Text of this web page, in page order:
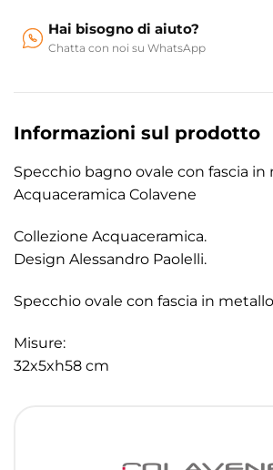
Hai bisogno di aiuto?
Chatta con noi su WhatsApp
Informazioni sul prodotto
Specchio bagno ovale con fascia in
Acquaceramica Colavene
Collezione Acquaceramica.
Design Alessandro Paolelli.
Specchio ovale con fascia in
Misure:
32x5xh58 cm